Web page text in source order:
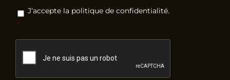
RGPD *
J’accepte la politique de confidentialité.
*